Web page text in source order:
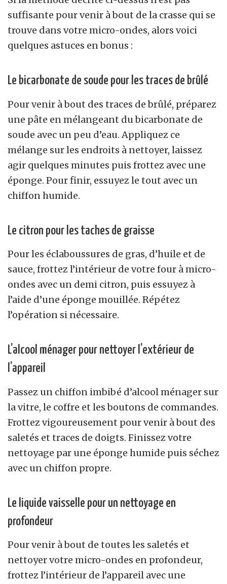
suffisante pour venir à bout de la crasse qui se
trouve dans votre micro-ondes, alors voici
quelques astuces en bonus :
Le bicarbonate de soude pour les traces de brûlé
Pour venir à bout des traces de brûlé, préparez
une pâte en mélangeant du bicarbonate de
soude avec un peu d’eau. Appliquez ce
mélange sur les endroits à nettoyer, laissez
agir quelques minutes puis frottez avec une
éponge. Pour finir, essuyez le tout avec un
chiffon humide.
Le citron pour les taches de graisse
Pour les éclaboussures de gras, d’huile et de
sauce, frottez l’intérieur de votre four à micro-
ondes avec un demi citron, puis essuyez à
l’aide d’une éponge mouillée. Répétez
l’opération si nécessaire.
L’alcool ménager pour nettoyer l’extérieur de
l’appareil
Passez un chiffon imbibé d’alcool ménager sur
la vitre, le coffre et les boutons de commandes.
Frottez vigoureusement pour venir à bout des
saletés et traces de doigts. Finissez votre
nettoyage par une éponge humide puis séchez
avec un chiffon propre.
Le liquide vaisselle pour un nettoyage en
profondeur
Pour venir à bout de toutes les saletés et
nettoyer votre micro-ondes en profondeur,
frottez l’intérieur de l’appareil avec une